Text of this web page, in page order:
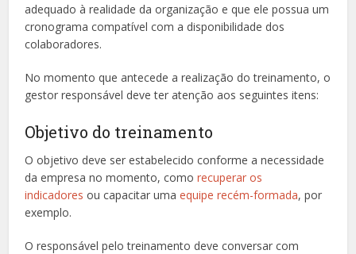
adequado à realidade da organização e que ele possua um
cronograma compatível com a disponibilidade dos
colaboradores.
No momento que antecede a realização do treinamento, o
gestor responsável deve ter atenção aos seguintes itens:
Objetivo do treinamento
O objetivo deve ser estabelecido conforme a necessidade
da empresa no momento, comorecuperar os
indicadores ou capacitar umaequipe recém-formada, por
exemplo.
O responsável pelo treinamento deve conversar com